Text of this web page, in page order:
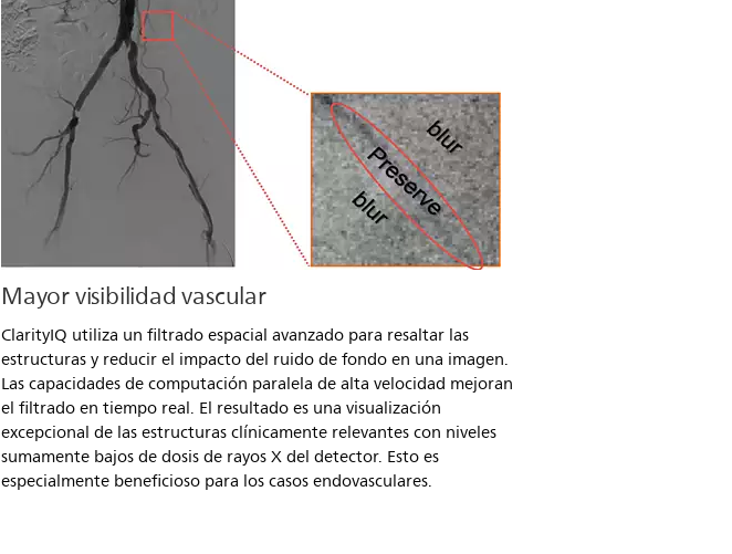
Mayor visibilidad vascular
ClarityIQ utiliza un filtrado espacial avanzado para resaltar las
estructuras y reducir el impacto del ruido de fondo en una imagen.
Las capacidades de computación paralela de alta velocidad mejoran
el filtrado en tiempo real. El resultado es una visualización
excepcional de las estructuras clínicamente relevantes con niveles
sumamente bajos de dosis de rayos X del detector. Esto es
especialmente beneficioso para los casos endovasculares.